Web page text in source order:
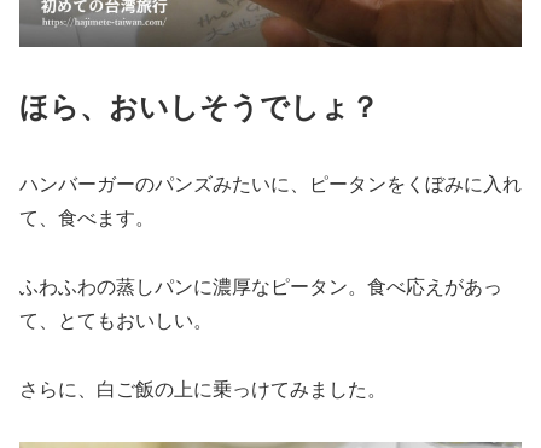
ほら、おいしそうでしょ？
ハンバーガーのパンズみたいに、ピータンをくぼみに入れ
て、食べます。
ふわふわの蒸しパンに濃厚なピータン。食べ応えがあっ
て、とてもおいしい。
さらに、白ご飯の上に乗っけてみました。